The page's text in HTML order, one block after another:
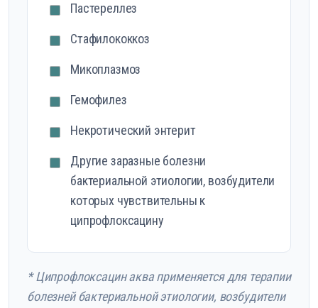
Пастереллез
Стафилококкоз
Микоплазмоз
Гемофилез
Некротический энтерит
Другие заразные болезни
бактериальной этиологии, возбудители
которых чувствительны к
ципрофлоксацину
* Ципрофлоксацин аква применяется для терапии
болезней бактериальной этиологии, возбудители